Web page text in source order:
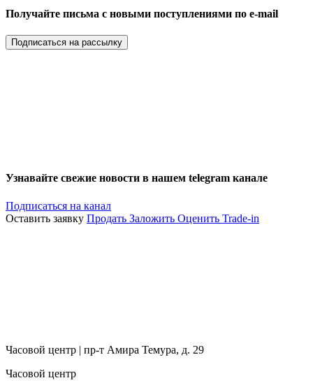
Получайте письма с новыми поступлениями по e-mail
Подписаться на рассылку
Узнавайте свежие новости в нашем telegram канале
Подписаться на канал
Оставить заявку Продать Заложить Оценить Trade-in
Часовой центр | пр-т Амира Темура, д. 29
Часовой центр